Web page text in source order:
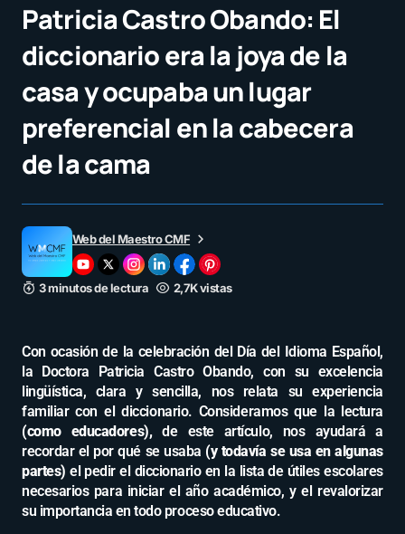
Patricia Castro Obando: El
diccionario era la joya de la
casa y ocupaba un lugar
preferencial en la cabecera
de la cama
Web del Maestro CMF
3 minutos de lectura 2,7K vistas
Con ocasión de la celebración del Día del Idioma Español,
la Doctora Patricia Castro Obando, con su excelencia
lingüística, clara y sencilla, nos relata su experiencia
familiar con el diccionario. Consideramos que la lectura
(como educadores),de este artículo, nos ayudará a
recordar el por qué se usaba (y todavía se usa en algunas
partes) el pedir el diccionario en la lista de útiles escolares
necesarios para iniciar el año académico, y el revalorizar
su importancia en todo proceso educativo.